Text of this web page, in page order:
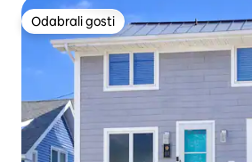
Odabrali gosti
Odabrali gosti